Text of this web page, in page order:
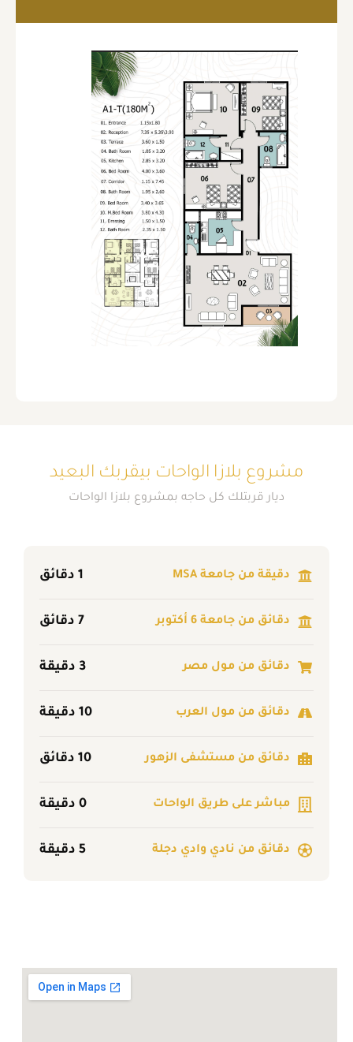
مشروع بلازا الواحات بيقربك البعيد
ديار قربتلك كل حاجه بمشروع بلازا الواحات
دقيقة من جامعة MSA 1 دقائق
دقائق من جامعة 6 أكتوبر 7 دقائق
دقائق من مول مصر 3 دقيقة
دقائق من مول العرب 10 دقيقة
دقائق من مستشفى الزهور 10 دقائق
مباشر على طريق الواحات 0 دقيقة
دقائق من نادي وادي دجلة 5 دقيقة